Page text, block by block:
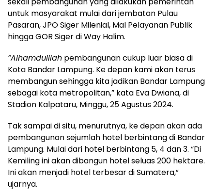
untuk masyarakat mulai dari jembatan Pulau
Pasaran, JPO Siger Milenial, Mal Pelayanan Publik
hingga GOR Siger di Way Halim.
“Alhamdulilah pembangunan cukup luar biasa di
Kota Bandar Lampung. Ke depan kami akan terus
membangun sehingga kita jadikan Bandar Lampung
sebagai kota metropolitan,” kata Eva Dwiana, di
Stadion Kalpataru, Minggu, 25 Agustus 2024.
Tak sampai di situ, menurutnya, ke depan akan ada
pembangunan sejumlah hotel berbintang di Bandar
Lampung. Mulai dari hotel berbintang 5, 4 dan 3. “Di
Kemiling ini akan dibangun hotel seluas 200 hektare.
Ini akan menjadi hotel terbesar di Sumatera,”
ujarnya.